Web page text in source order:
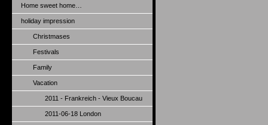
Home sweet home…
holiday impression
Christmases
Festivals
Family
Vacation
2011 - Frankreich - Vieux Boucau
2011-06-18 London